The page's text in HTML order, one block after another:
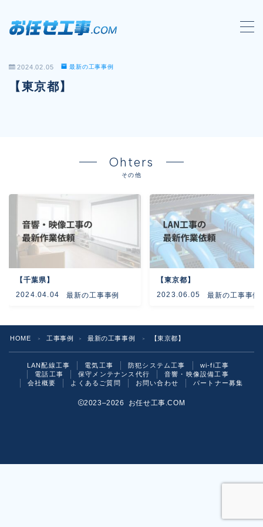
MENU
会社概要
音響・映像設備工事
保守メンテナンス代行
よくあるご質問
2024.02.05 最新の工事事例
【東京都】
Ohters
その他
【千葉県】
2024.04.04 最新の工事事例
【東京都】
2023.06.05 最新の工事事例
HOME ＞ 工事事例 ＞ 最新の工事事例 ＞ 【東京都】
LAN配線工事 電気工事 防犯システム工事
wi-fi工事
電話工事
保守メンテナンス代行
音響・映像設備工事
会社概要
よくあるご質問 お問い合わせ パートナー募集
2023–2026 お任せ工事.COM